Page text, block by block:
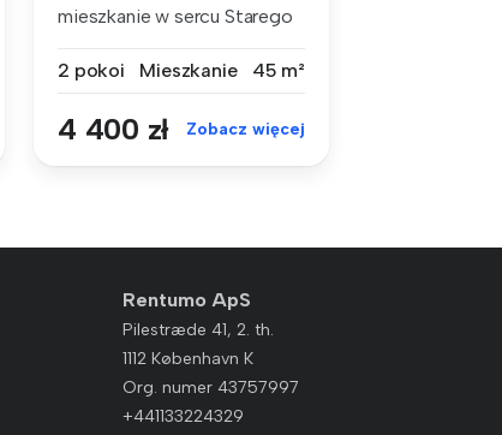
mieszkanie w sercu Starego
2 pokoi
Mieszkanie 45 m²
4 400 zł Zobacz więcej
Rentumo ApS
Pilestræde 41, 2. th.
1112 København K
Org. numer 43757997
+441133224329